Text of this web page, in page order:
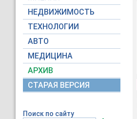
НЕДВИЖИМОСТЬ
ТЕХНОЛОГИИ
АВТО
МЕДИЦИНА
АРХИВ
СТАРАЯ ВЕРСИЯ
Поиск по сайту